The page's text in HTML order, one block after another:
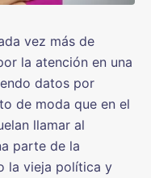
vez más de
la atención en una
datos por
de moda que en el
llamar al
parte de la
la vieja política y